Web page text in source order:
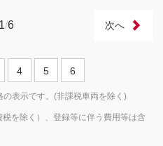
1/6 次へ
4 5 6
表示です。(非課税車両を除く)
を除く）、登録等に伴う費用等は含